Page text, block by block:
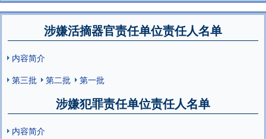
涉嫌活摘器官责任单位责任人名单
内容简介
第三批
第二批 第一批
涉嫌犯罪责任单位责任人名单
内容简介